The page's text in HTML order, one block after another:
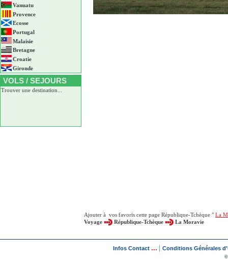
Vanuatu
Provence
Ecosse
Portugal
Malaisie
Bretagne
Croatie
Gironde
VOLS / SEJOURS
Trouver une destination...
Ajouter à vos favoris cette page République-Tchèque " La
Voyage
République-Tchèque La Moravie
Infos Contact ... Conditions Générales
©